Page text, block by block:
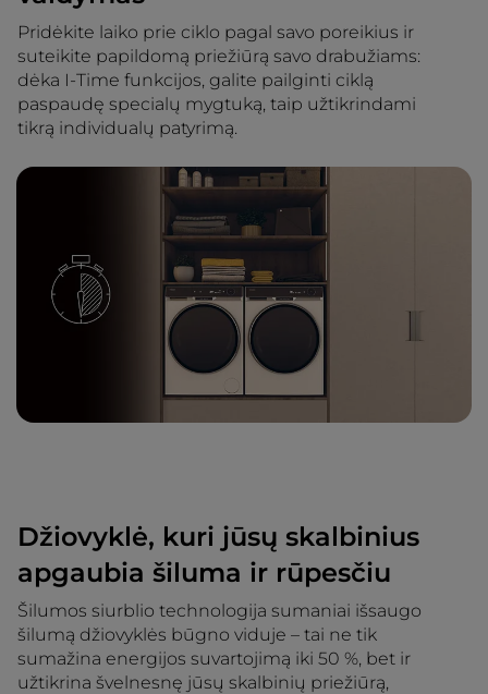
Pridėkite laiko prie ciklo pagal savo poreikius ir
suteikite papildomą priežiūrą savo drabužiams:
dėka I-Time funkcijos, galite pailginti ciklą
paspaudę specialų mygtuką, taip užtikrindami
tikrą individualų patyrimą.
Džiovyklė, kuri jūsų skalbinius
apgaubia šiluma ir rūpesčiu
Šilumos siurblio technologija sumaniai išsaugo
šilumą džiovyklės būgno viduje – tai ne tik
sumažina energijos suvartojimą iki 50 %, bet ir
užtikrina švelnesnę jūsų skalbinių priežiūrą,